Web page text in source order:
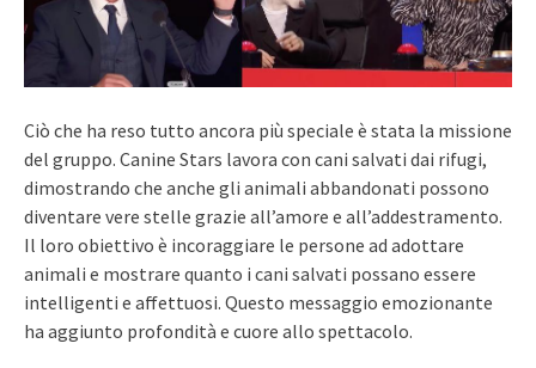
Ciò che ha reso tutto ancora più speciale è stata la missione
del gruppo. Canine Stars lavora con cani salvati dai rifugi,
dimostrando che anche gli animali abbandonati possono
diventare vere stelle grazie all’amore e all’addestramento.
Il loro obiettivo è incoraggiare le persone ad adottare
animali e mostrare quanto i cani salvati possano essere
intelligenti e affettuosi. Questo messaggio emozionante
ha aggiunto profondità e cuore allo spettacolo.